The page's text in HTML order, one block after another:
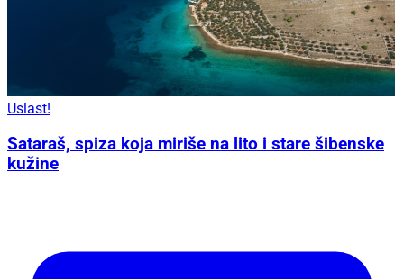
Uslast!
Sataraš, spiza koja miriše na lito i stare šibenske
kužine